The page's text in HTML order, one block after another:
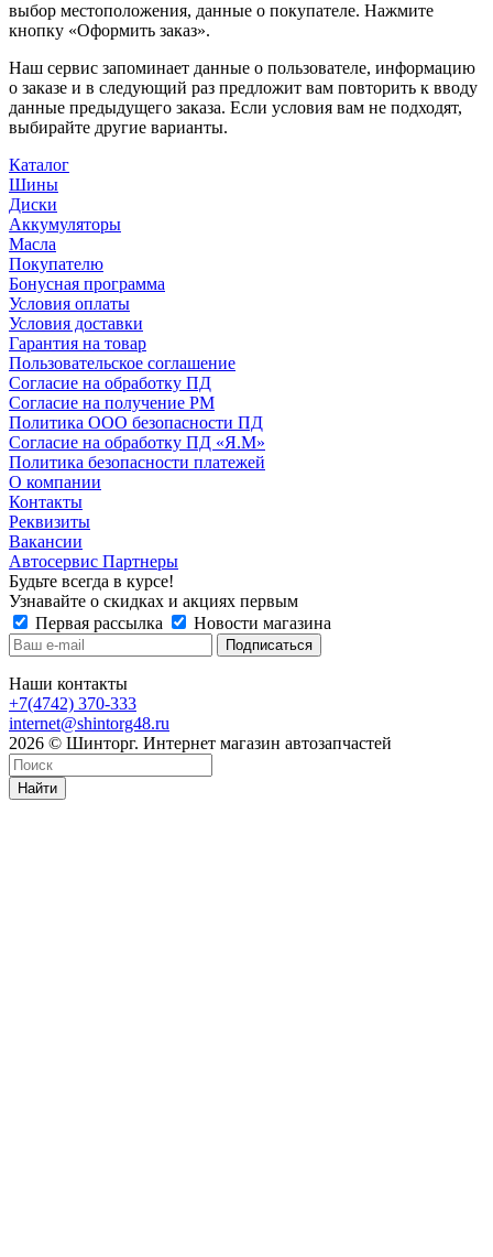
выбор местоположения, данные о покупателе. Нажмите
кнопку «Оформить заказ».
Наш сервис запоминает данные о пользователе, информацию
о заказе и в следующий раз предложит вам повторить к вводу
данные предыдущего заказа. Если условия вам не подходят,
выбирайте другие варианты.
Каталог
Шины
Диски
Аккумуляторы
Масла
Покупателю
Бонусная программа
Условия оплаты
Условия доставки
Гарантия на товар
Пользовательское соглашение
Согласие на обработку ПД
Согласие на получение РМ
Политика ООО безопасности ПД
Согласие на обработку ПД «Я.М»
Политика безопасности платежей
О компании
Контакты
Реквизиты
Вакансии
Автосервис Партнеры
Будьте всегда в курсе!
Узнавайте о скидках и акциях первым
Первая рассылка
Новости магазина
Наши контакты
+7(4742) 370-333
internet@shintorg48.ru
2026 © Шинторг. Интернет магазин автозапчастей
Найти